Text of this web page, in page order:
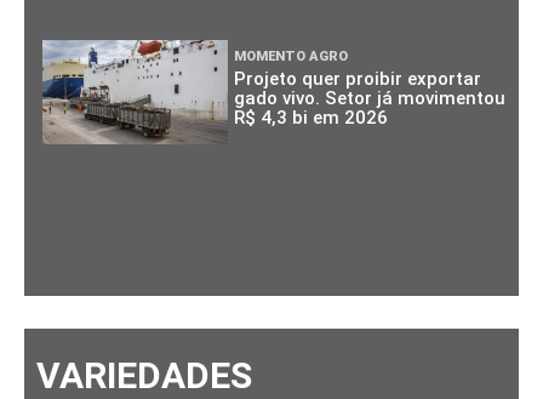
MOMENTO AGRO
Projeto quer proibir exportar
gado vivo. Setor já movimentou
R$ 4,3 bi em 2026
VARIEDADES